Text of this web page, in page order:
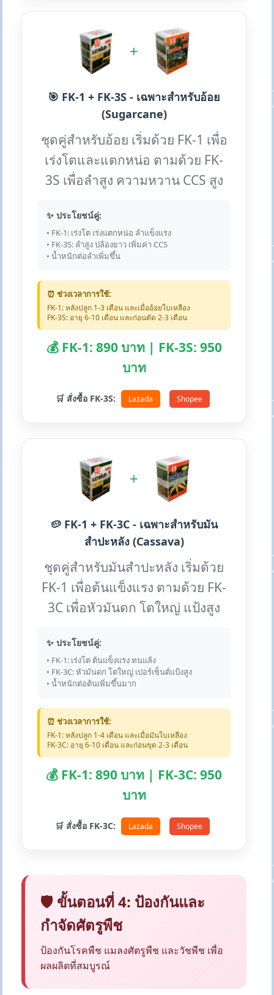
+
🎯 FK-1 + FK-3S - เฉพาะสำหรับอ้อย
(Sugarcane)
ชุดคู่สำหรับอ้อย เริ่มด้วย FK-1 เพื่อ
เร่งโตและแตกหน่อ ตามด้วย FK-
3S เพื่อลำสูง ความหวาน CCS สูง
✨ ประโยชน์คู่:
• FK-1: เร่งโต เร่งแตกหน่อ ลำแข็งแรง
• FK-3S: ลำสูง ปล้องยาว เพิ่มค่า CCS
• น้ำหนักต่อลำเพิ่มขึ้น
⏰ ช่วงเวลาการใช้:
FK-1: หลังปลูก 1-3 เดือน และเมื่ออ้อยใบเหลือง
FK-3S: อายุ 6-10 เดือน และก่อนตัด 2-3 เดือน
💰 FK-1: 890 บาท | FK-3S: 950
บาท
🛒 สั่งซื้อ FK-3S: Lazada Shopee
+
🥔 FK-1 + FK-3C - เฉพาะสำหรับมัน
สำปะหลัง (Cassava)
ชุดคู่สำหรับมันสำปะหลัง เริ่มด้วย
FK-1 เพื่อต้นแข็งแรง ตามด้วย FK-
3C เพื่อหัวมันดก โตใหญ่ แป้งสูง
✨ ประโยชน์คู่:
• FK-1: เร่งโต ต้นแข็งแรง ทนแล้ง
• FK-3C: หัวมันดก โตใหญ่ เปอร์เซ็นต์แป้งสูง
• น้ำหนักต่อต้นเพิ่มขึ้นมาก
⏰ ช่วงเวลาการใช้:
FK-1: หลังปลูก 1-4 เดือน และเมื่อมันใบเหลือง
FK-3C: อายุ 6-10 เดือน และก่อนขุด 2-3 เดือน
💰 FK-1: 890 บาท | FK-3C: 950
บาท
🛒 สั่งซื้อ FK-3C: Lazada Shopee
🛡️ ขั้นตอนที่ 4: ป้องกันและ
กำจัดศัตรูพืช
ป้องกันโรคพืช แมลงศัตรูพืช และวัชพืช เพื่อ
ผลผลิตที่สมบูรณ์